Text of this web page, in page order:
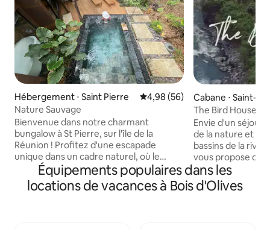
Hébergement ⋅ Saint Pierre Évaluation moyenne sur la
4,98 (56)
Nature Sauvage
Bienvenue dans notre charmant
bungalow à St Pierre, sur l'île de la
Réunion ! Profitez d'une escapade
unique dans un cadre naturel, où le
confort rencontre la nature. Détendez-
vous dans notre tiny house à l'ambiance
cosy, dotée d'un intérieur chaleureux et
Cabane ⋅ Saint-
The Bird House
Envie d'un séjour
de la nature et de
bassins de la
vous propose de
cabane 'The
bercer au son de
à ST JOSEPH. Vous apprécierez votre
Équipements populaires dans les
locations de vacances à Bois d'Olives